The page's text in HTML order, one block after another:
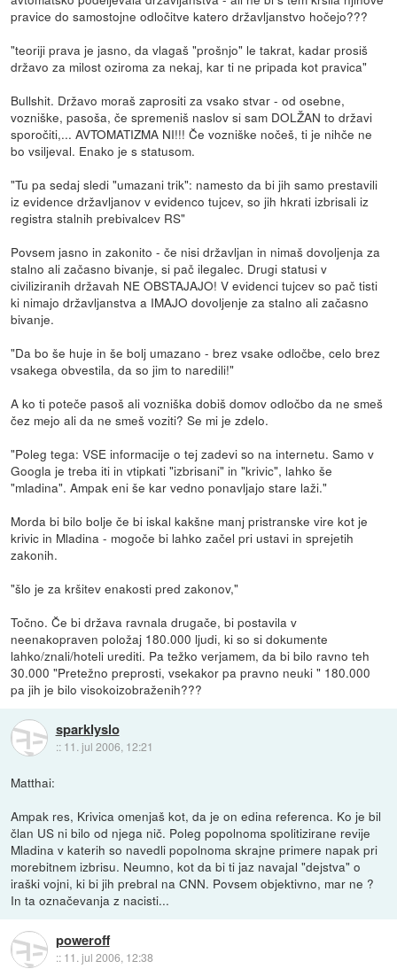
pravice do samostojne odločitve katero državljanstvo hočejo???
"teoriji prava je jasno, da vlagaš "prošnjo" le takrat, kadar prosiš
državo za milost oziroma za nekaj, kar ti ne pripada kot pravica"
Bullshit. Državo moraš zaprositi za vsako stvar - od osebne,
vozniške, pasoša, če spremeniš naslov si sam DOLŽAN to državi
sporočiti,... AVTOMATIZMA NI!!! Če vozniške nočeš, ti je nihče ne
bo vsiljeval. Enako je s statusom.
"Tu pa sedaj sledi "umazani trik": namesto da bi jih samo prestavili
iz evidence državljanov v evidenco tujcev, so jih hkrati izbrisali iz
registra stalnih prebivalcev RS"
Povsem jasno in zakonito - če nisi državljan in nimaš dovoljenja za
stalno ali začasno bivanje, si pač ilegalec. Drugi statusi v
civiliziranih državah NE OBSTAJAJO! V evidenci tujcev so pač tisti
ki nimajo državljanstva a IMAJO dovoljenje za stalno ali začasno
bivanje.
"Da bo še huje in še bolj umazano - brez vsake odločbe, celo brez
vsakega obvestila, da so jim to naredili!"
A ko ti poteče pasoš ali vozniška dobiš domov odločbo da ne smeš
čez mejo ali da ne smeš voziti? Se mi je zdelo.
"Poleg tega: VSE informacije o tej zadevi so na internetu. Samo v
Googla je treba iti in vtipkati "izbrisani" in "krivic", lahko še
"mladina". Ampak eni še kar vedno ponavljajo stare laži."
Morda bi bilo bolje če bi iskal kakšne manj pristranske vire kot je
krivic in Mladina - mogoče bi lahko začel pri ustavi in sprejetih
zakonih.
"šlo je za kršitev enakosti pred zakonov,"
Točno. Če bi država ravnala drugače, bi postavila v
neenakopraven položaj 180.000 ljudi, ki so si dokumente
lahko/znali/hoteli urediti. Pa težko verjamem, da bi bilo ravno teh
30.000 "Pretežno preprosti, vsekakor pa pravno neuki " 180.000
pa jih je bilo visokoizobraženih???
sparklyslo
:: 11. jul 2006, 12:21
Matthai:
Ampak res, Krivica omenjaš kot, da je on edina referenca. Ko je bil
član US ni bilo od njega nič. Poleg popolnoma spolitizirane revije
Mladina v katerih so navedli popolnoma skrajne primere napak pri
morebitnem izbrisu. Neumno, kot da bi ti jaz navajal "dejstva" o
iraški vojni, ki bi jih prebral na CNN. Povsem objektivno, mar ne ?
In ta označevanja z nacisti...
poweroff
:: 11. jul 2006, 12:38